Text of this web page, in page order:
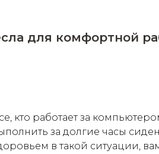
для комфортной
кто работает за
за долгие часы
в такой ситуации,